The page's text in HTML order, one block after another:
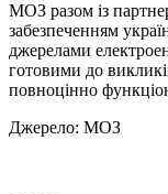
МОЗ разом із
забезпеченням
джерелами
готовими до
повноцінно
Джерело: МОЗ